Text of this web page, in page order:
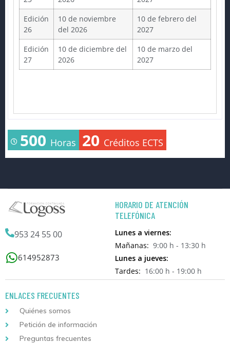
Edición
26
10 de noviembre
del 2026
10 de febrero del
2027
Edición
27
10 de diciembre del
2026
10 de marzo del
2027
500 Horas 20 Créditos ECTS
953 24 55 00
614952873
HORARIO DE ATENCIÓN
TELEFÓNICA
Lunes a viernes:
Mañanas: 9:00 h - 13:30 h
Lunes a jueves:
Tardes: 16:00 h - 19:00 h
ENLACES FRECUENTES
Quiénes somos
Petición de información
Preguntas frecuentes